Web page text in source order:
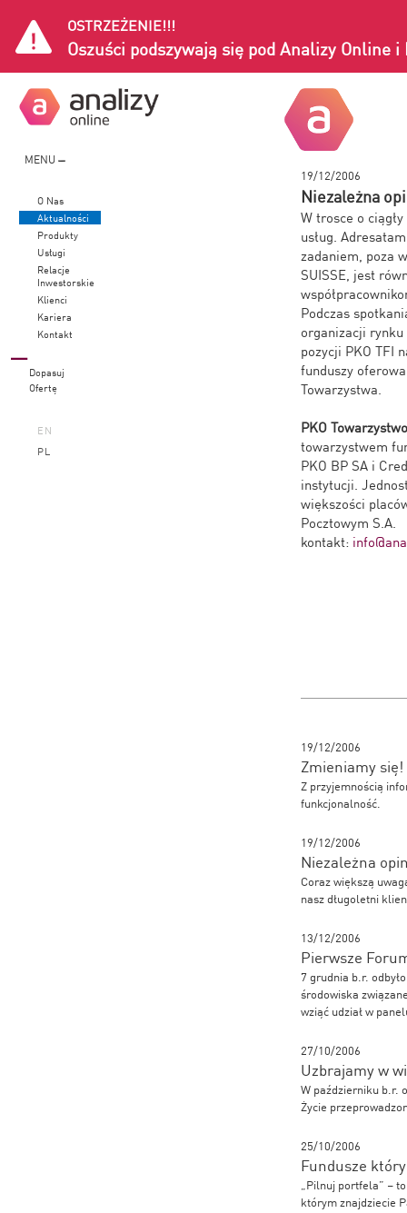
OSTRZEŻENIE!!!
Oszuści podszywają się pod Analizy Online i
MENU
O Nas
Aktualności
Produkty
Usługi
Relacje
Inwestorskie
Klienci
Kariera
Kontakt
Dopasuj
Ofertę
EN
PL
19/12/2006
Niezależna
W trosce o
usług.
zadaniem, poza
SUISSE, jest
Podczas
organizacji rynku
pozycji PKO TFI
funduszy
Towarzystwa.
PKO
towarzystwem
PKO BP SA i
instytucji.
większości
Pocztowym S.A.
kontakt:
19/12/2006
Zmieniamy się!
Z przyjemnością
funkcjonalność.
19/12/2006
Niezależna
Coraz większą
nasz długoletni
13/12/2006
Pierwsze
7 grudnia b.r.
środowiska
wziąć udział w
27/10/2006
Uzbrajamy w
W październiku b.r.
Życie
25/10/2006
Fundusze
„Pilnuj portfela” –
którym znajdziecie